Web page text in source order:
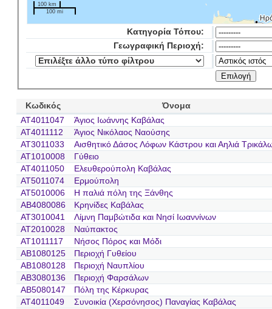
100 km
100 mi
Κατηγορία Τόπου:
Γεωγραφική Περιοχή:
Κωδικός
Όνομα
AT4011047
Άγιος Ιωάννης Καβάλας
AT4011112
Άγιος Νικόλαος Ναούσης
AT3011033
Αισθητικό Δάσος Λόφων Κάστρου και Αηλιά
AT1010008
Γύθειο
AT4011050
Ελευθερούπολη Καβάλας
AT5011074
Ερμούπολη
AT5010006
Η παλιά πόλη της Ξάνθης
AB4080086
Κρηνίδες Καβάλας
AT3010041
Λίμνη Παμβώτιδα και Νησί Ιωαννίνων
AT2010028
Ναύπακτος
AT1011117
Νήσος Πόρος και Μόδι
AB1080125
Περιοχή Γυθείου
AB1080128
Περιοχή Ναυπλίου
AB3080136
Περιοχή Φαρσάλων
AB5080147
Πόλη της Κέρκυρας
AT4011049
Συνοικία (Χερσόνησος) Παναγίας Καβάλας